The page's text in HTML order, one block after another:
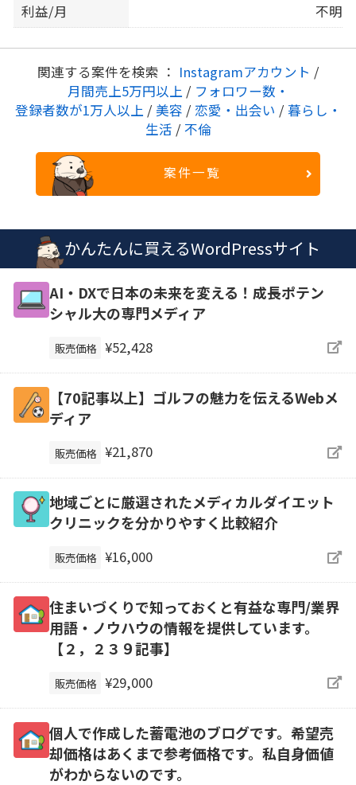
利益/月
不明
関連する案件を検索 ： Instagramアカウント /
月間売上5万円以上 / フォロワー数・
登録者数が1万人以上 / 美容 / 恋愛・出会い / 暮らし・
生活 / 不倫
案件一覧
かんたんに買えるWordPressサイト
AI・DXで日本の未来を変える！成長ポテン
シャル大の専門メディア
販売価格 ¥52,428
【70記事以上】ゴルフの魅力を伝えるWebメ
ディア
販売価格 ¥21,870
地域ごとに厳選されたメディカルダイエット
クリニックを分かりやすく比較紹介
販売価格 ¥16,000
住まいづくりで知っておくと有益な専門/業界
用語・ノウハウの情報を提供しています。
【２，２３９記事】
販売価格 ¥29,000
個人で作成した蓄電池のブログです。希望売
却価格はあくまで参考価格です。私自身価値
がわからないのです。